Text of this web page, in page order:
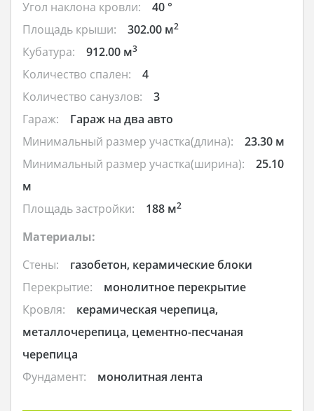
Угол наклона кровли:
40 °
Площадь крыши:
302.00 м2
Кубатура: 912.00 м3
Количество спален:
4
Количество санузлов:
3
Гараж:
Гараж на два авто
Минимальный размер участка(длина):
23.30 м
Минимальный размер участка(ширина):
25.10
м
Площадь застройки:
188 м2
Материалы:
Стены:
газобетон, керамические блоки
Перекрытие:
монолитное перекрытие
Кровля:
керамическая черепица,
металлочерепица, цементно-песчаная
черепица
Фундамент:
монолитная лента